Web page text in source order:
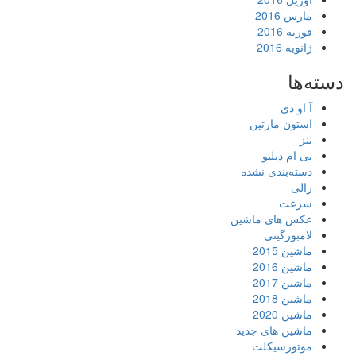
مارس 2016
فوریه 2016
ژانویه 2016
دسته‌ها
آ او دی
استون مارتین
بنز
بی ام دبلیو
دسته‌بندی نشده
رالی
سرعت
عکس های ماشین
لامبورگینی
ماشین 2015
ماشین 2016
ماشین 2017
ماشین 2018
ماشین 2020
ماشین های جدید
موتورسیکلت